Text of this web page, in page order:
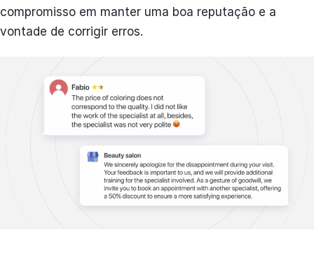
compromisso em manter uma boa reputação e a
vontade de corrigir erros.